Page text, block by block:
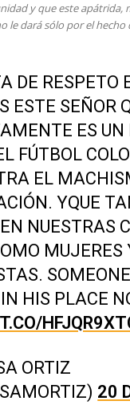
y que este apátrida,
le dará sólo por el hecho
DE RESPETO
ESTE SEÑOR
ES UN
FÚTBOL
EL
YQUE
NUESTRAS
MUJERES
HIS PLACE
ORTIZ
20